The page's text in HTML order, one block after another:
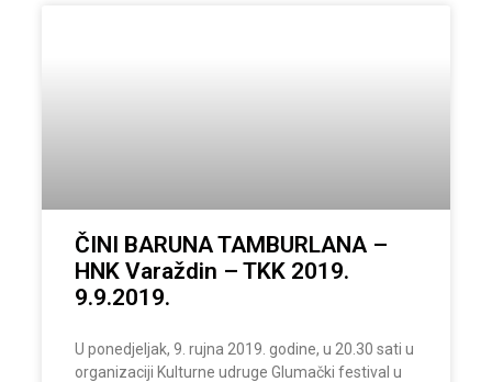
ČINI BARUNA TAMBURLANA –
HNK Varaždin – TKK 2019.
9.9.2019.
U ponedjeljak, 9. rujna 2019. godine, u 20.30 sati u
organizaciji Kulturne udruge Glumački festival u